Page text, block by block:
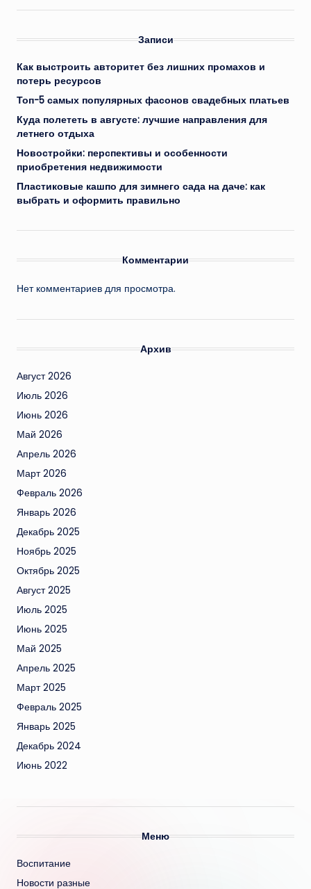
Записи
Как выстроить авторитет без лишних промахов и
потерь ресурсов
Топ-5 самых популярных фасонов свадебных платьев
Куда полететь в августе: лучшие направления для
летнего отдыха
Новостройки: перспективы и особенности
приобретения недвижимости
Пластиковые кашпо для зимнего сада на даче: как
выбрать и оформить правильно
Комментарии
Нет комментариев для просмотра.
Архив
Август 2026
Июль 2026
Июнь 2026
Май 2026
Апрель 2026
Март 2026
Февраль 2026
Январь 2026
Декабрь 2025
Ноябрь 2025
Октябрь 2025
Август 2025
Июль 2025
Июнь 2025
Май 2025
Апрель 2025
Март 2025
Февраль 2025
Январь 2025
Декабрь 2024
Июнь 2022
Меню
Воспитание
Новости разные